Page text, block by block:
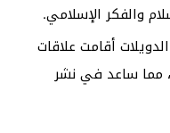
والفكر الإسلامي.
أقامت علاقات
مما ساعد في نشر